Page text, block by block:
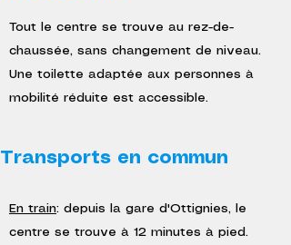
Tout le centre se trouve au rez-de-
chaussée, sans changement de niveau.
Une toilette adaptée aux personnes à
mobilité réduite est accessible.
Transports en commun
En train: depuis la gare d'Ottignies, le
centre se trouve à 12 minutes à pied.